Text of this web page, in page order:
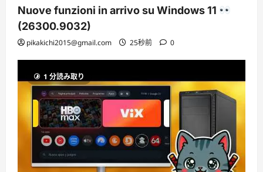
Nuove funzioni in arrivo su Windows 11
(26300.9032)
pikakichi2015@gmail.com 25秒前 0
1 分読み取り